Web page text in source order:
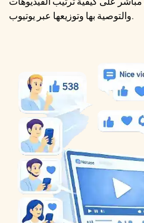
والتوصية بها وتوزيعها عبر يوتيوب.